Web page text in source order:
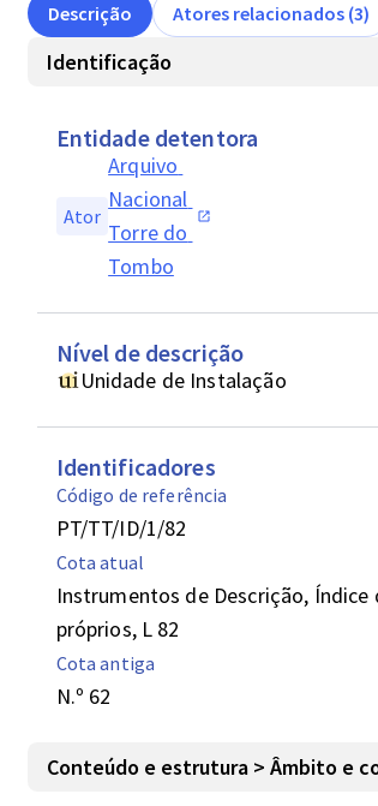
Descrição Atores relacionados (3)
Identificação
Entidade detentora
Ator
Arquivo
Nacional
Torre do
Tombo
Nível de descrição
Unidade de Instalação
Identificadores
Código de referência
PT/TT/ID/1/82
Cota atual
Instrumentos de Descrição, Índice
próprios, L 82
Cota antiga
N.º 62
Conteúdo e estrutura > Âmbito e